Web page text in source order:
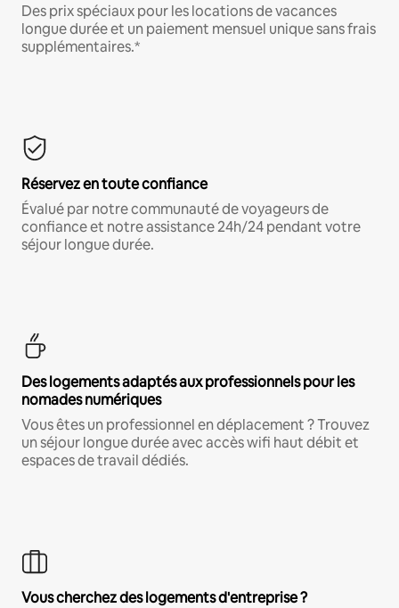
Des prix spéciaux pour les locations de vacances
longue durée et un paiement mensuel unique sans frais
supplémentaires.*
Réservez en toute confiance
Évalué par notre communauté de voyageurs de
confiance et notre assistance 24h/24 pendant votre
séjour longue durée.
Des logements adaptés aux professionnels pour les
nomades numériques
Vous êtes un professionnel en déplacement ? Trouvez
un séjour longue durée avec accès wifi haut débit et
espaces de travail dédiés.
Vous cherchez des logements d'entreprise ?